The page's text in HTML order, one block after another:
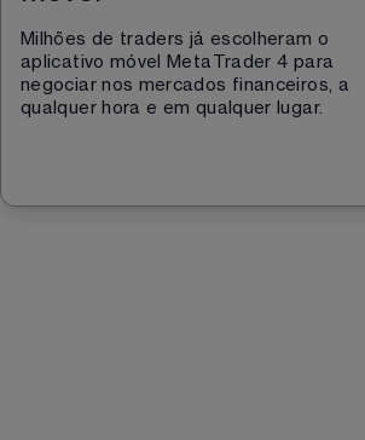
Milhões de traders já escolheram o
aplicativo móvel MetaTrader 4 para
negociar nos mercados financeiros, a
qualquer hora e em qualquer lugar.